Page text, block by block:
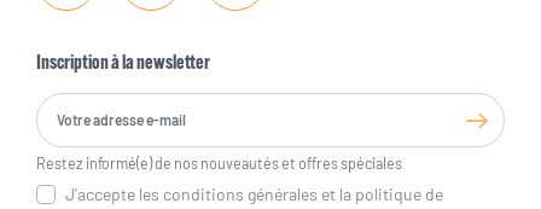
Inscription à la newsletter
Restez informé(e) de nos nouveautés et offres spéciales
J'accepte les conditions générales et la politique de